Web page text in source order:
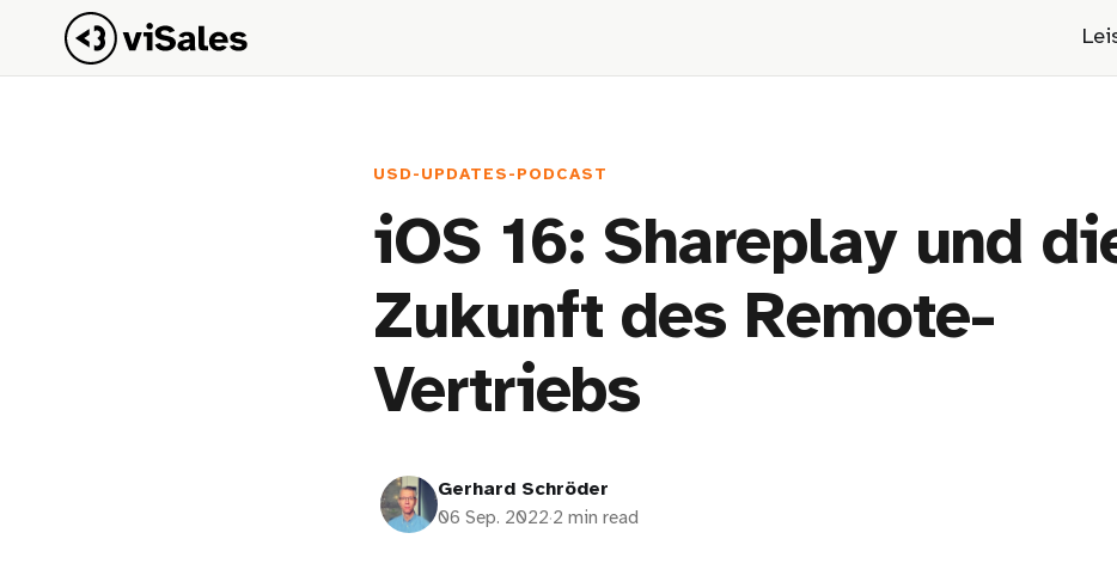
USD-UPDATES-PODCAST
iOS 16: Shareplay und
Zukunft des Remote-
Vertriebs
Gerhard Schröder
06 Sep. 2022·2 min read